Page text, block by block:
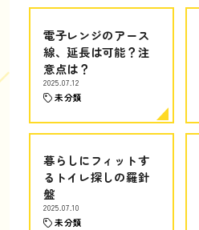
電子レンジのアース
線、延長は可能？注
意点は？
2025.07.12
未分類
暮らしにフィットす
るトイレ探しの羅針
盤
2025.07.10
未分類